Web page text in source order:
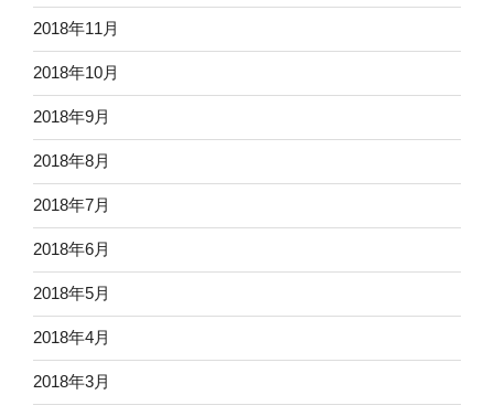
2018年11月
2018年10月
2018年9月
2018年8月
2018年7月
2018年6月
2018年5月
2018年4月
2018年3月